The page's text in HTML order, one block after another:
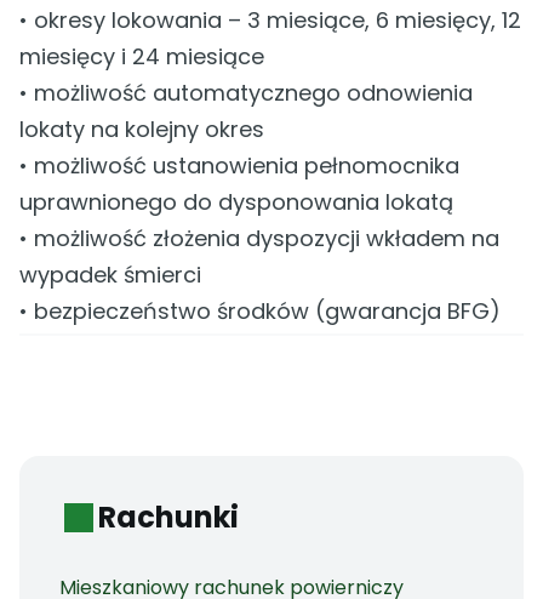
• okresy lokowania – 3 miesiące, 6 miesięcy, 12
miesięcy i 24 miesiące
• możliwość automatycznego odnowienia
lokaty na kolejny okres
• możliwość ustanowienia pełnomocnika
uprawnionego do dysponowania lokatą
• możliwość złożenia dyspozycji wkładem na
wypadek śmierci
• bezpieczeństwo środków (gwarancja BFG)
Rachunki
Mieszkaniowy rachunek powierniczy